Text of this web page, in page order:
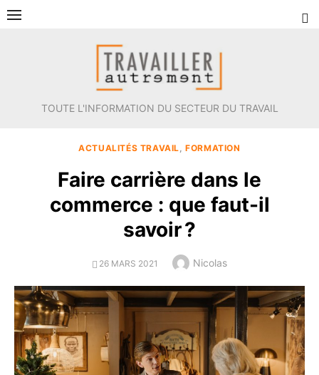
Aller
TOUTE L'INFORMATION DU SECTEUR DU TRAVAIL
ACTUALITÉS TRAVAIL ,FORMATION
Faire carrière dans le
commerce : que faut-il
savoir ?
POSTED
26 MARS 2021 Author
Nicolas